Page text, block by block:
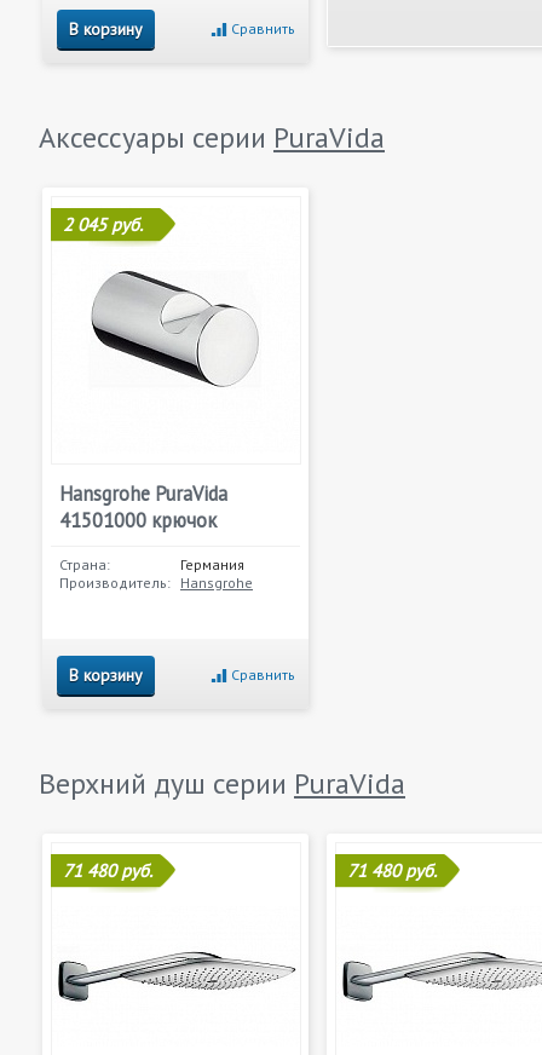
В корзину Сравнить
Аксессуары серии PuraVida
2 045 руб.
Hansgrohe PuraVida
41501000 крючок
Страна:
Германия
Производитель: Hansgrohe
В корзину Сравнить
Верхний душ серии PuraVida
71 480 руб. 71 480 руб.